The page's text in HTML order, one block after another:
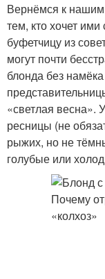
Вернёмся к
тем, кто хочет
буфетчицу из
могут почти
блонда без
«светлая весна».
ресницы (не
рыжих, но не
голубые или